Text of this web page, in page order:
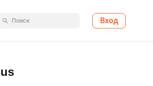
Вход